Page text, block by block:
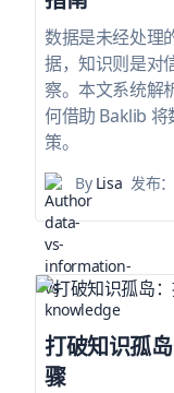
数据是未经处理
据，知识则是对
察。本文系统解
何借助 Baklib
策。
ByLisa 发布
打破知识孤
骤